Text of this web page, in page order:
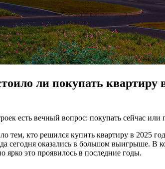
ли покупать
есть вечный вопрос: покупать сейчас
тем, кто решился купить квартиру в 2025
сегодня оказались в большом выигрыше. В
ярко это проявилось в последние годы.